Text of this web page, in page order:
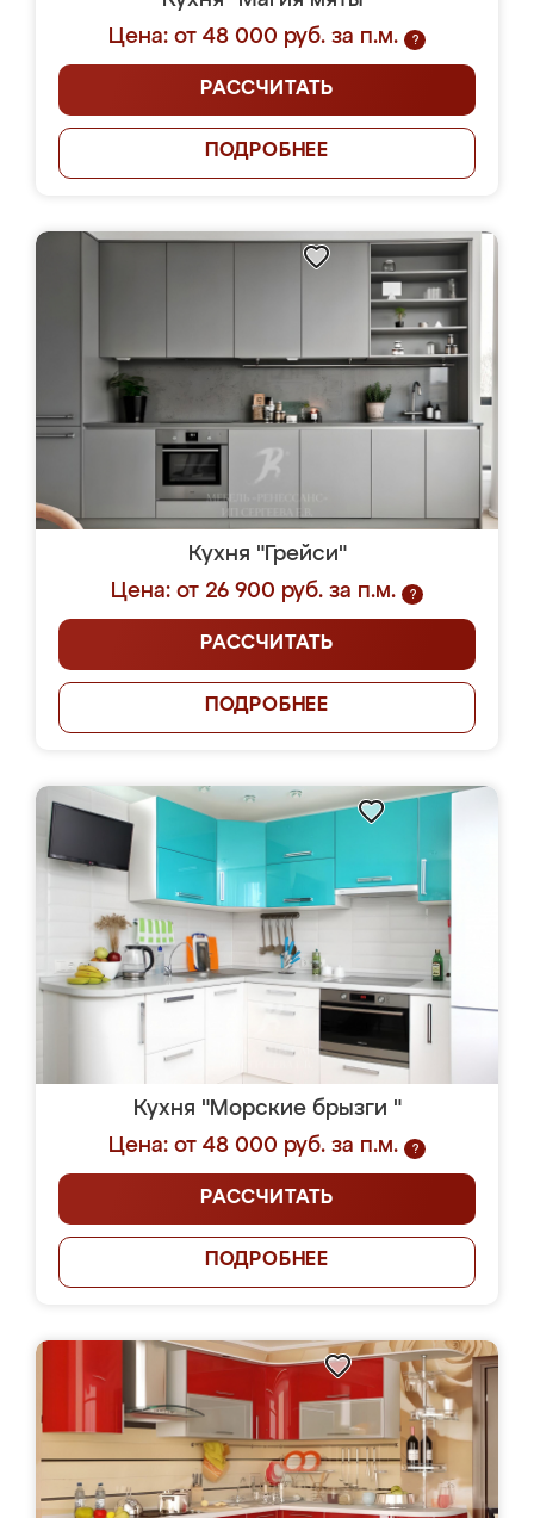
Цена: от 48 000 руб. за п.м.
?
РАССЧИТАТЬ
ПОДРОБНЕЕ
Кухня "Грейси"
Цена: от 26 900 руб. за п.м.
?
РАССЧИТАТЬ
ПОДРОБНЕЕ
Кухня "Морские брызги "
Цена: от 48 000 руб. за п.м.
?
РАССЧИТАТЬ
ПОДРОБНЕЕ